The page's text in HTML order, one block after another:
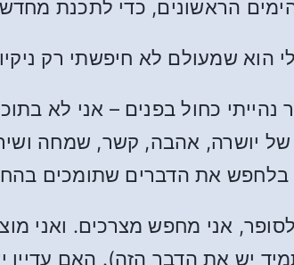
הוא שמעולם לא חיפשתי רק
כחול בפנים – אני לא
יושרה, אהבה, קשר, שמחה
בלחפש את הדברים שתומכים
אני מחפש מצרכים. ואני
יש את הדבר הזה). האם עדיין